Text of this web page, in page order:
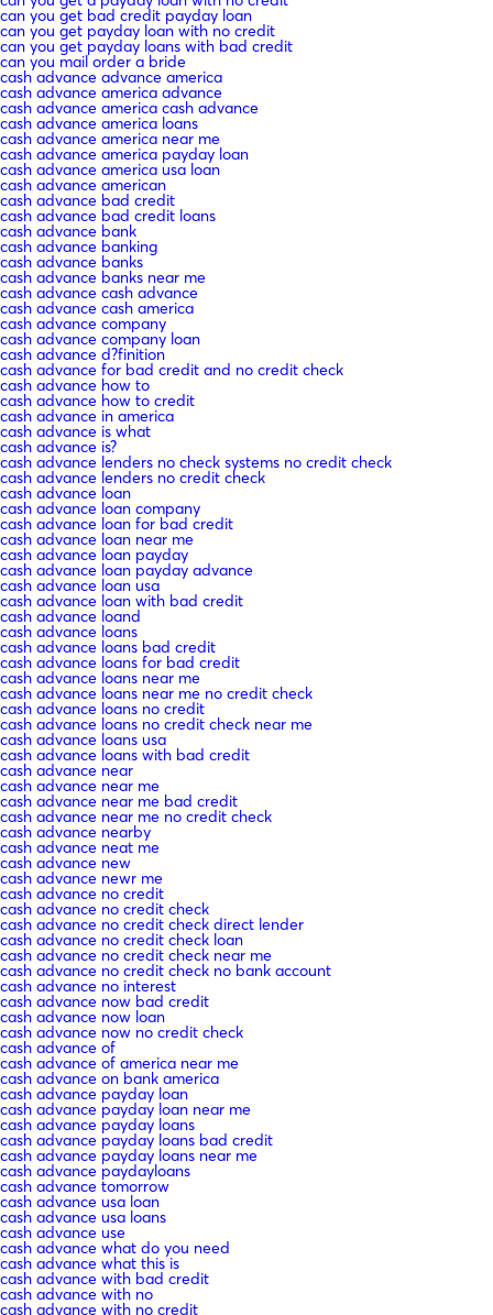
can you get bad credit payday loan
can you get payday loan with no credit
can you get payday loans with bad credit
can you mail order a bride
cash advance advance america
cash advance america advance
cash advance america cash advance
cash advance america loans
cash advance america near me
cash advance america payday loan
cash advance america usa loan
cash advance american
cash advance bad credit
cash advance bad credit loans
cash advance bank
cash advance banking
cash advance banks
cash advance banks near me
cash advance cash advance
cash advance cash america
cash advance company
cash advance company loan
cash advance d?finition
cash advance for bad credit and no credit check
cash advance how to
cash advance how to credit
cash advance in america
cash advance is what
cash advance is?
cash advance lenders no check systems no credit check
cash advance lenders no credit check
cash advance loan
cash advance loan company
cash advance loan for bad credit
cash advance loan near me
cash advance loan payday
cash advance loan payday advance
cash advance loan usa
cash advance loan with bad credit
cash advance loand
cash advance loans
cash advance loans bad credit
cash advance loans for bad credit
cash advance loans near me
cash advance loans near me no credit check
cash advance loans no credit
cash advance loans no credit check near me
cash advance loans usa
cash advance loans with bad credit
cash advance near
cash advance near me
cash advance near me bad credit
cash advance near me no credit check
cash advance nearby
cash advance neat me
cash advance new
cash advance newr me
cash advance no credit
cash advance no credit check
cash advance no credit check direct lender
cash advance no credit check loan
cash advance no credit check near me
cash advance no credit check no bank account
cash advance no interest
cash advance now bad credit
cash advance now loan
cash advance now no credit check
cash advance of
cash advance of america near me
cash advance on bank america
cash advance payday loan
cash advance payday loan near me
cash advance payday loans
cash advance payday loans bad credit
cash advance payday loans near me
cash advance paydayloans
cash advance tomorrow
cash advance usa loan
cash advance usa loans
cash advance use
cash advance what do you need
cash advance what this is
cash advance with bad credit
cash advance with no
cash advance with no credit